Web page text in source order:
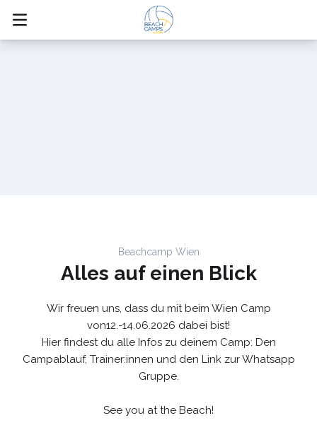
Campablauf Wien
12.-14.06.26
Beachcamp Wien
Alles auf einen Blick
Wir freuen uns, dass du mit beim Wien Camp
von12.-14.06.2026 dabei bist!
Hier findest du alle Infos zu deinem Camp: Den
Campablauf, Trainer:innen und den Link zur Whatsapp
Gruppe.
See you at the Beach!